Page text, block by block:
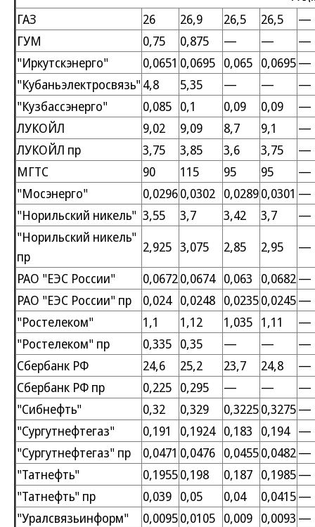
ГАЗ 26 26,9 26,5 26,5
—
ГУМ
0,75 0,875 — —
—
"Иркутскэнерго"
0,0651 0,0695 0,065 0,0695—
"Кубаньэлектросвязь" 4,8 5,35 — —
—
"Кузбассэнерго"
0,085 0,1 0,09 0,09
—
ЛУКОЙЛ
9,02 9,09 8,7 9,1
—
ЛУКОЙЛ пр
3,75 3,85 3,6 3,75
—
МГТС
90 115 95 95
—
"Мосэнерго"
0,02960,0302 0,02890,0301 —
"Норильский никель" 3,55 3,7 3,42 3,7
—
"Норильский никель"
пр
2,925 3,075 2,85 2,95
—
РАО "ЕЭС России"
0,06720,0674 0,063 0,0682—
РАО "ЕЭС России" пр
0,024 0,0248 0,02350,0245—
"Ростелеком"
1,1 1,12 1,035 1,11
—
"Ростелеком" пр
0,335 0,35 — —
—
Сбербанк РФ
24,6 25,2 23,7 24,8
—
Сбербанк РФ пр
0,225 0,295 — —
—
"Сибнефть"
0,32 0,329 0,32250,3275—
"Сургутнефтегаз"
0,191 0,1924 0,183 0,194 —
"Сургутнефтегаз" пр
0,0471 0,0476 0,04550,0482—
"Татнефть"
0,19550,198 0,187 0,1985—
"Татнефть" пр
0,039 0,05 0,04 0,0415—
"Уралсвязьинформ"
0,00950,0105 0,009 0,0093 —